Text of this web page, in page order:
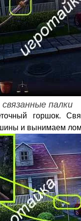
связанные палки
горшок.
и вынимаем лом